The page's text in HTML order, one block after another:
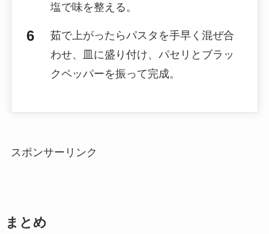
塩で味を整える。
茹で上がったらパスタを手早く混ぜ合
わせ、皿に盛り付け、パセリとブラッ
クペッパーを振って完成。
スポンサーリンク
まとめ